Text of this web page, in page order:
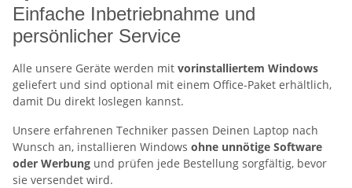
Einfache Inbetriebnahme und
persönlicher Service
Alle unsere Geräte werden mit vorinstalliertem Windows
geliefert und sind optional mit einem Office-Paket erhältlich,
damit Du direkt loslegen kannst.
Unsere erfahrenen Techniker passen Deinen Laptop nach
Wunsch an, installieren Windows ohne unnötige Software
oder Werbung und prüfen jede Bestellung sorgfältig, bevor
sie versendet wird.